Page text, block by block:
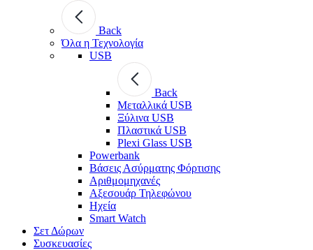
Back
Όλα η Τεχνολογία
USB
Back
Μεταλλικά USB
Ξύλινα USB
Πλαστικά USB
Plexi Glass USB
Powerbank
Βάσεις Ασύρματης Φόρτισης
Αριθμομηχανές
Αξεσουάρ Τηλεφώνου
Ηχεία
Smart Watch
Σετ Δώρων
Συσκευασίες